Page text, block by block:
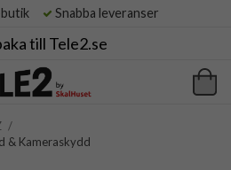
butik Snabba leveranser
till Tele2.se
/
& Kameraskydd